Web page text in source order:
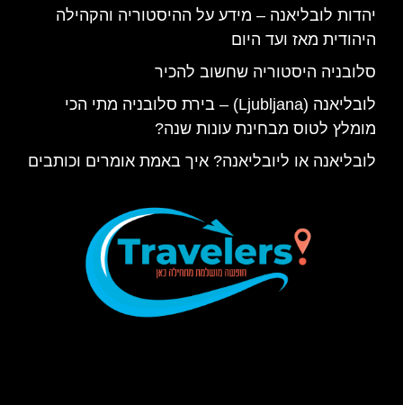
יהדות לובליאנה – מידע על ההיסטוריה והקהילה
היהודית מאז ועד היום
סלובניה היסטוריה שחשוב להכיר
לובליאנה (Ljubljana) – בירת סלובניה מתי הכי
מומלץ לטוס מבחינת עונות שנה?
לובליאנה או ליובליאנה? איך באמת אומרים וכותבים